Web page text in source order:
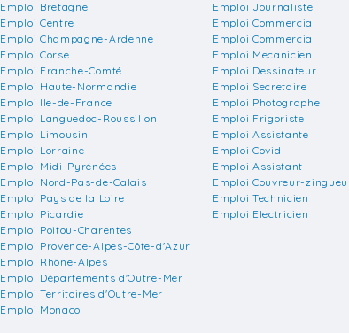
Emploi Bretagne
Emploi Centre
Emploi Champagne-Ardenne
Emploi Corse
Emploi Franche-Comté
Emploi Haute-Normandie
Emploi Ile-de-France
Emploi Languedoc-Roussillon
Emploi Limousin
Emploi Lorraine
Emploi Midi-Pyrénées
Emploi Nord-Pas-de-Calais
Emploi Pays de la Loire
Emploi Picardie
Emploi Poitou-Charentes
Emploi Provence-Alpes-Côte-d'Azur
Emploi Rhône-Alpes
Emploi Départements d'Outre-Mer
Emploi Territoires d'Outre-Mer
Emploi Monaco
Emploi Journaliste
Emploi Commercial
Emploi Commercial
Emploi Mecanicien
Emploi Dessinateur
Emploi Secretaire
Emploi Photographe
Emploi Frigoriste
Emploi Assistante
Emploi Covid
Emploi Assistant
Emploi Couvreur-
Emploi Technicien
Emploi Electricien